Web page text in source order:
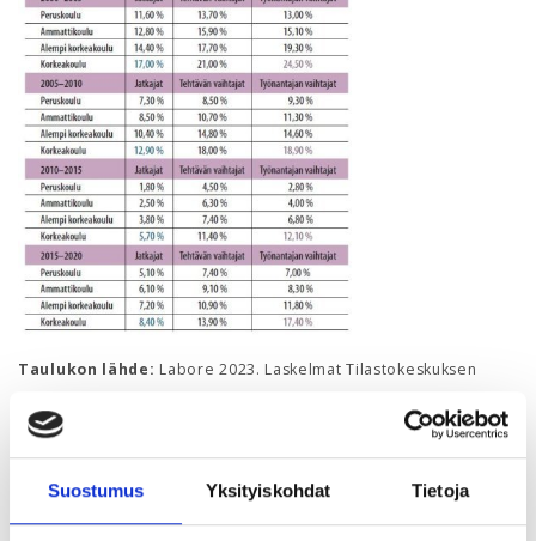
Suostumus Yksityiskohdat Tietoja
Taulukon lähde: Labore 2023. Laskelmat Tilastokeskuksen
Sinisellä merkityt luvut kertovat, että
ovat tasoittuneet
Jatkajienkeskuudessa
kahdenkymmenen vuoden aikana. Huomionarvoista tässä